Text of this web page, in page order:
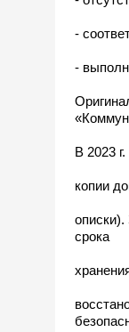
-
-
В 2023
копии
срока